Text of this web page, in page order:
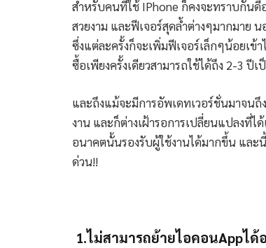
สำหรับคนที่ใช้ IPhone ก็คงจะทราบกันดี
สวยงาม และฟีเจอร์สุดล้ำต่างๆมากมาย
ซึ่งแต่ละครั้งก็จะเพิ่มฟีเจอร์เล็กๆน้อยเข้
ซื้อเพียงครั้งเดียวสามารถใช้ได้ถึง 2-3 ปีเ
และถึงแม้จะมีการอัพเดทเวอร์ชั่นมาจน
งาน และก็ต่างเฝ้ารอการเปลี่ยนแปลงที่ไ
อนาคตนั้นรองรับผู้ใช้งานได้มากขึ้น และ
ด่วน!!
1.ไม่สามารถย้ายไอคอนAppได้